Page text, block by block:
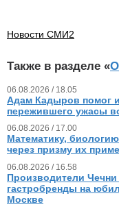
Новости СМИ2
Также в разделе «
06.08.2026 / 18.05
Адам Кадыров помог
пережившего ужасы
06.08.2026 / 17.00
Математику,
через призму их
06.08.2026 / 16.58
Производители
гастробренды на
Москве